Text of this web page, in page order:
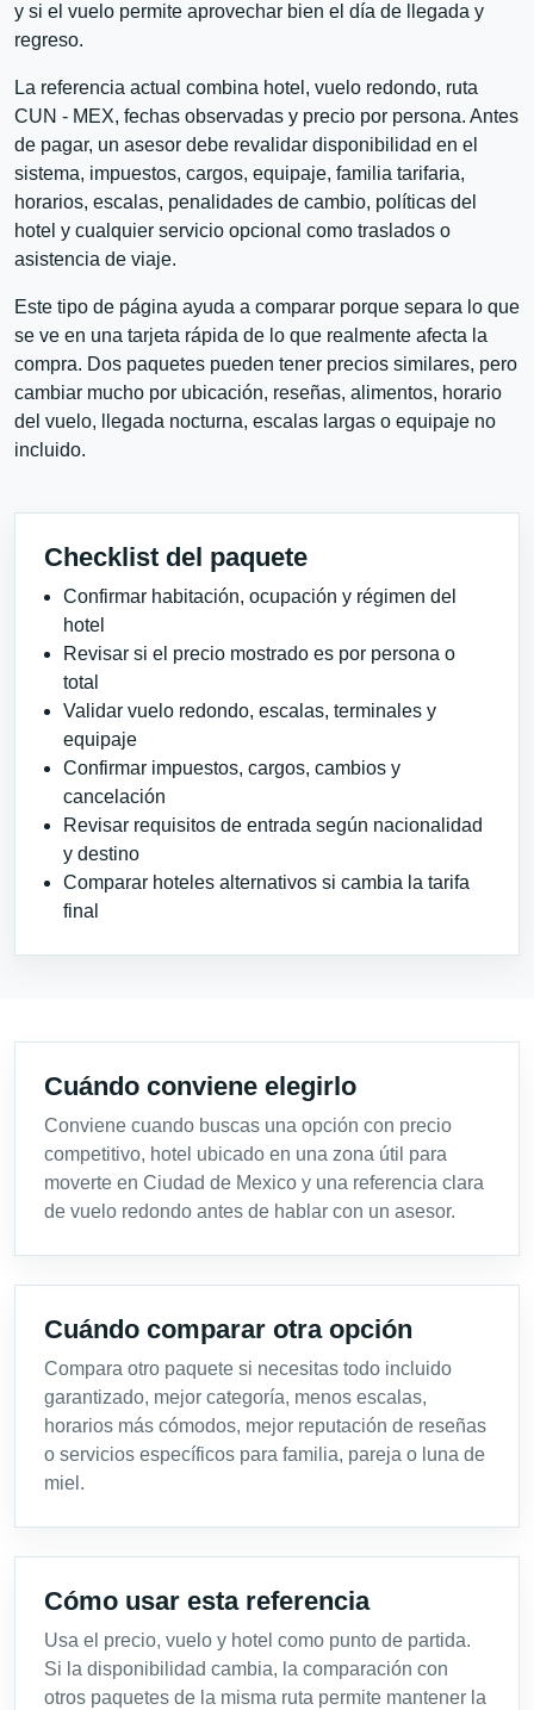
y si el vuelo permite aprovechar bien el día de llegada y
regreso.
La referencia actual combina hotel, vuelo redondo, ruta
CUN - MEX, fechas observadas y precio por persona. Antes
de pagar, un asesor debe revalidar disponibilidad en el
sistema, impuestos, cargos, equipaje, familia tarifaria,
horarios, escalas, penalidades de cambio, políticas del
hotel y cualquier servicio opcional como traslados o
asistencia de viaje.
Este tipo de página ayuda a comparar porque separa lo que
se ve en una tarjeta rápida de lo que realmente afecta la
compra. Dos paquetes pueden tener precios similares, pero
cambiar mucho por ubicación, reseñas, alimentos, horario
del vuelo, llegada nocturna, escalas largas o equipaje no
incluido.
Checklist del paquete
Confirmar habitación, ocupación y régimen del
hotel
Revisar si el precio mostrado es por persona o
total
Validar vuelo redondo, escalas, terminales y
equipaje
Confirmar impuestos, cargos, cambios y
cancelación
Revisar requisitos de entrada según nacionalidad
y destino
Comparar hoteles alternativos si cambia la tarifa
final
Cuándo conviene elegirlo
Conviene cuando buscas una opción con precio
competitivo, hotel ubicado en una zona útil para
moverte en Ciudad de Mexico y una referencia clara
de vuelo redondo antes de hablar con un asesor.
Cuándo comparar otra opción
Compara otro paquete si necesitas todo incluido
garantizado, mejor categoría, menos escalas,
horarios más cómodos, mejor reputación de reseñas
o servicios específicos para familia, pareja o luna de
miel.
Cómo usar esta referencia
Usa el precio, vuelo y hotel como punto de partida.
Si la disponibilidad cambia, la comparación con
otros paquetes de la misma ruta permite mantener la